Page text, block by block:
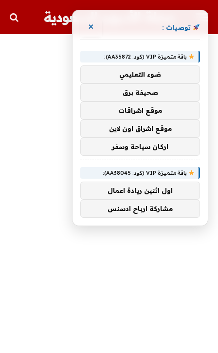
مجلة الأسهم السعودية
توصيات : ×
باقة متميزة VIP (كود: AA35872):
ضوء التعليمي
صحيفة برق
موقع اشراقات
موقع اشراق اون لاين
اركان سياحة وسفر
باقة متميزة VIP (كود: AA38045):
اول اثنين ريادة اعمال
مشاركة ارباح ادسنس